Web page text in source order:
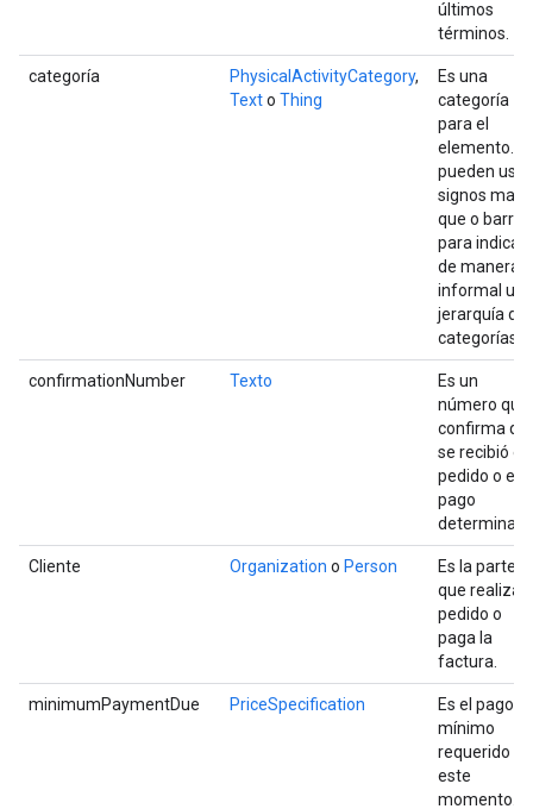
últimos
términos.
categoría PhysicalActivityCategory,
Texto Thing
Es una
categoría
para el
elemento.
pueden usar
signos
que o barras
para indicar
de manera
informal una
jerarquía de
categorías.
confirmationNumber Texto
Es un
número que
confirma
se recibió el
pedido o el
pago
Cliente Organization o Person
Es la parte
que realiza
pedido o
paga la
factura.
minimumPaymentDue PriceSpecification
Es el pago
mínimo
requerido en
este
momento.